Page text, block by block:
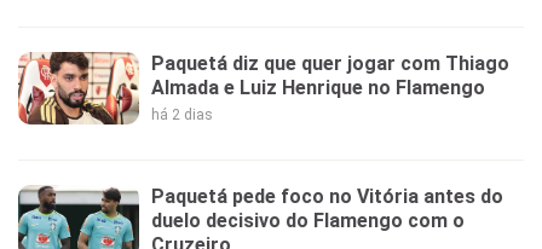
Paquetá diz que quer jogar com Thiago
Almada e Luiz Henrique no Flamengo
há 2 dias
Paquetá pede foco no Vitória antes do
duelo decisivo do Flamengo com o